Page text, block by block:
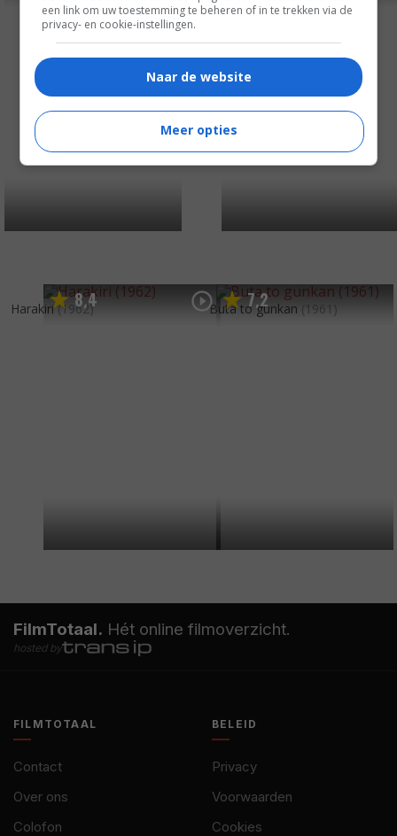
8,4
Harakiri (1962) 7,2
Buta to gunkan (1961)
FilmTotaal. Hét online filmoverzicht.
hosted by
FILMTOTAAL
Contact
Over ons
Colofon
BELEID
Privacy
Voorwaarden
Cookies
een link om uw toestemming te beheren of in te trekken via de
privacy- en cookie-instellingen.
Naar de website
Meer opties